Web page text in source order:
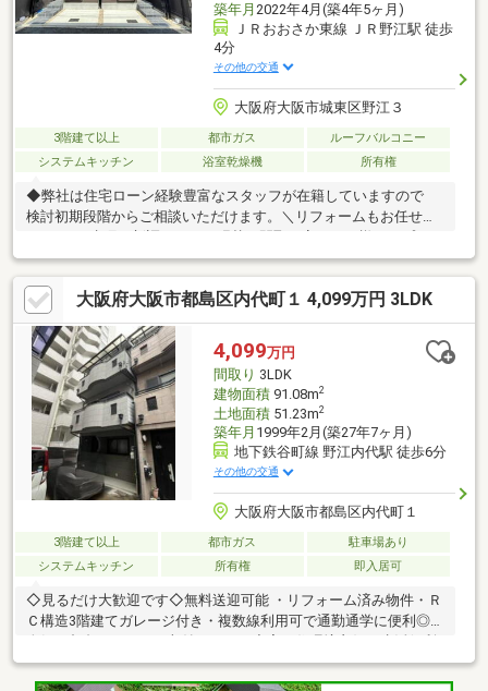
築年月 2022年4月(築4年5ヶ月)
ＪＲおおさか東線 ＪＲ野江駅 徒歩
4分
その他の交通
大阪府大阪市城東区野江３
3階建て以上 都市ガス
ルーフバルコニー
システムキッチン
浴室乾燥機 所有権
◆弊社は住宅ローン経験豊富なスタッフが在籍していますので
検討初期段階からご相談いただけます。＼リフォームもお任せく
に対応可能です♪ご検討中の方はお気軽にお問い合わせくださ
い!!・周辺環境が整った人気エリア・即日内覧+即引き渡し可能物
件・ファミリー向け収納豊富な3LDK・フラット35S適合証明書あ
り・周辺交通量が少ない閑静な住宅街◆◆◆不動産のことなら株
式会社ジノベーションへ◆◆◆住まい探しはもちろん相続相談な
どもお任せください!!06-4309-8878までお問い合わせお待ちしてお
ります。
大阪府大阪市都島区内代町１ 4,099万円 3LDK
4,099万円
間取り 3LDK
建物面積91.08m2
土地面積51.23m2
築年月 1999年2月(築27年7ヶ月)
地下鉄谷町線 野江内代駅 徒歩6分
その他の交通
大阪府大阪市都島区内代町１
3階建て以上 都市ガス
駐車場あり
システムキッチン
所有権 即入居可
◇見るだけ大歓迎です◇無料送迎可能 ・リフォーム済み物件・Ｒ
Ｃ構造3階建てガレージ付き・複数線利用可で通勤通学に便利◎・
な周辺環境◆レスポンスは迅速に◆交渉は全力です◆‐多忙なお客
様の「面倒だな」をフルサポート致します‐◆「とりあえず見た